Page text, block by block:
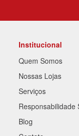
Institucional
Quem Somos
Nossas Lojas
Serviços
Responsabilidade
Blog